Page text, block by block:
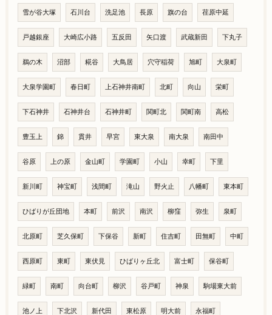
雪が谷大塚 石川台 洗足池 長原 旗の台 荏原中延
戸越銀座 大崎広小路 五反田 矢口渡 武蔵新田 下丸子
鵜の木 沼部 糀谷 大鳥居 穴守稲荷 旭町 大泉町
大泉学園町 春日町 上石神井南町 北町 向山 栄町
下石神井 石神井台 石神井町 関町北 関町南 高松
豊玉上 錦 貫井 早宮 東大泉 南大泉 南田中
谷原 上の原 金山町 学園町 小山 幸町 下里
新川町 神宝町 浅間町 滝山 野火止 八幡町 東本町
ひばりが丘団地 本町 前沢 南沢 柳窪 弥生 泉町
北原町 芝久保町 下保谷 新町 住吉町 田無町 中町
西原町 東町 東伏見 ひばりヶ丘北 富士町 保谷町
緑町 南町 向台町 柳沢 谷戸町 神泉 駒場東大前
池ノ上 下北沢 新代田 東松原 明大前 永福町